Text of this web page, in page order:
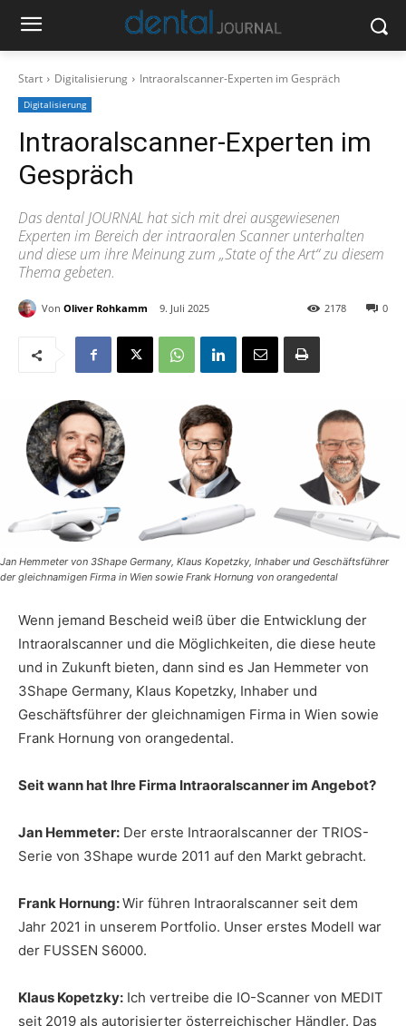
Start Digitalisierung Intraoralscanner-Experten im Gespräch
Digitalisierung
Intraoralscanner-Experten im
Gespräch
Das dental JOURNAL hat sich mit drei ausgewiesenen
Experten im Bereich der intraoralen Scanner unterhalten
und diese um ihre Meinung zum „State of the Art“ zu diesem
Thema gebeten.
Von Oliver Rohkamm 9. Juli 2025 0
2178
Jan Hemmeter von 3Shape Germany, Klaus Kopetzky, Inhaber und Geschäftsführer
der gleichnamigen Firma in Wien sowie Frank Hornung von orangedental
Wenn jemand Bescheid weiß über die Entwicklung der
Intraoralscanner und die Möglichkeiten, die diese heute
und in Zukunft bieten, dann sind es Jan Hemmeter von
3Shape Germany, Klaus Kopetzky, Inhaber und
Geschäftsführer der gleichnamigen Firma in Wien sowie
Frank Hornung von orangedental.
Seit wann hat Ihre Firma Intraoralscanner im Angebot?
Jan Hemmeter: Der erste Intraoralscanner der TRIOS-
Serie von 3Shape wurde 2011 auf den Markt gebracht.
Frank Hornung:Wir führen Intraoralscanner seit dem
Jahr 2021 in unserem Portfolio. Unser erstes Modell war
der FUSSEN S6000.
Klaus Kopetzky: Ich vertreibe die IO-Scanner von MEDIT
seit 2019 als autorisierter österreichischer Händler. Das